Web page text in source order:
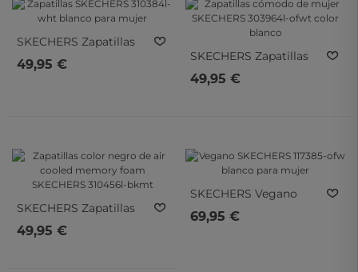
SKECHERS Zapatillas
SKECHERS 310384l-Wht
Blanco Para Mujer
49,95 €
SKECHERS Zapatillas
Cómodo De Mujer
SKECHERS 303964l-
49,95 €
SKECHERS Zapatillas
Color Negro De Air
Cooled Memory Foam
49,95 €
SKECHERS Vegano
SKECHERS 117385-Ofw
Blanco Para Mujer
69,95 €